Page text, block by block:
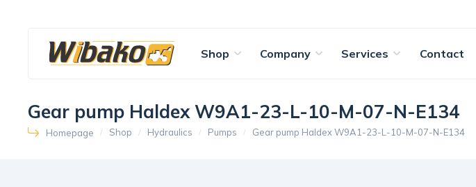
Shop Company Services Contact
Gear pump Haldex W9A1-23-L-10-M-07-N-E134
Homepage Shop Hydraulics Pumps Gear pump Haldex W9A1-23-L-10-M-07-N-E134